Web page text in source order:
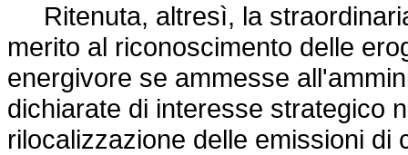
Ritenuta, altresì, la
merito al riconoscimento delle
energivore se ammesse
dichiarate di interesse strategico
rilocalizzazione delle emissioni